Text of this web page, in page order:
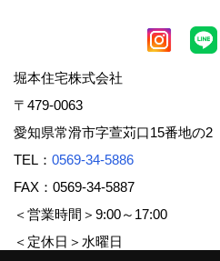
堀本住宅株式会社
〒479-0063
愛知県常滑市字萱苅口15番地の2
TEL： 0569-34-5886
FAX：0569-34-5887
＜営業時間＞9:00～17:00
＜定休日＞水曜日